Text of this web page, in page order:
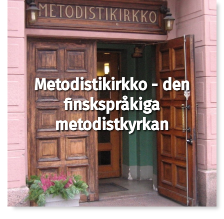
Metodistikirkko - den
finskspråkiga
metodistkyrkan